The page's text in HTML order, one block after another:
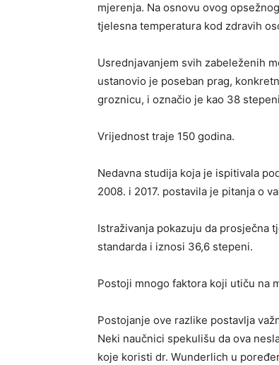
mjerenja. Na osnovu ovog
tjelesna temperatura kod zdravih
Usrednjavanjem svih zabeleženih
ustanovio je poseban prag,
groznicu, i označio je kao 38
Vrijednost traje 150 godina.
Nedavna studija koja je ispitivala
2008. i 2017. postavila je pitanja o
Istraživanja pokazuju da prosječna
standarda i iznosi 36,6 stepeni.
Postoji mnogo faktora koji utiču na
Postojanje ove razlike postavlja
Neki naučnici spekulišu da ova
koje koristi dr. Wunderlich u